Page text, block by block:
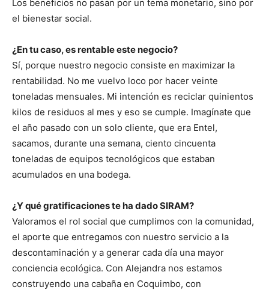
Los beneficios no pasan por un tema monetario, sino por
el bienestar social.
¿En tu caso, es rentable este negocio?
Sí, porque nuestro negocio consiste en maximizar la
rentabilidad. No me vuelvo loco por hacer veinte
toneladas mensuales. Mi intención es reciclar quinientos
kilos de residuos al mes y eso se cumple. Imagínate que
el año pasado con un solo cliente, que era Entel,
sacamos, durante una semana, ciento cincuenta
toneladas de equipos tecnológicos que estaban
acumulados en una bodega.
¿Y qué gratificaciones te ha dado SIRAM?
Valoramos el rol social que cumplimos con la comunidad,
el aporte que entregamos con nuestro servicio a la
descontaminación y a generar cada día una mayor
conciencia ecológica. Con Alejandra nos estamos
construyendo una cabaña en Coquimbo, con